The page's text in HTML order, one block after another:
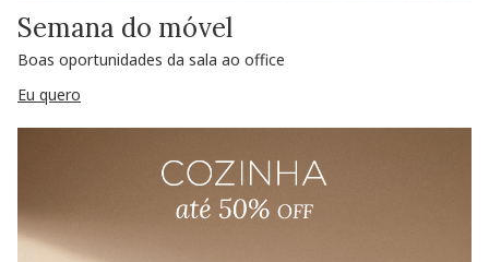
Semana do móvel
Boas oportunidades da sala ao office
Eu quero